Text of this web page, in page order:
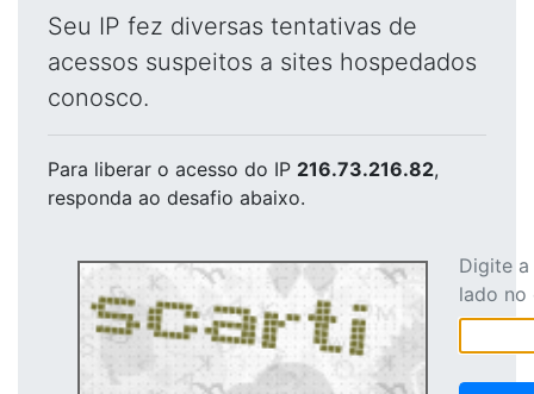
Seu IP fez diversas tentativas de
acessos suspeitos a sites hospedados
conosco.
Para liberar o acesso do IP 216.73.216.82,
responda ao desafio abaixo.
Digite
lado no